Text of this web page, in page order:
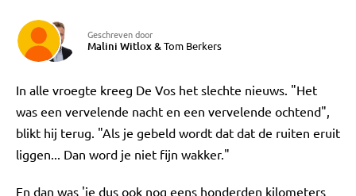
Geschreven door
Malini Witlox&Tom Berkers
In alle vroegte kreeg De Vos het slechte nieuws. "Het
was een vervelende nacht en een vervelende ochtend",
blikt hij terug. "Als je gebeld wordt dat dat de ruiten eruit
liggen... Dan word je niet fijn wakker."
En dan was 'ie dus ook nog eens honderden kilometers